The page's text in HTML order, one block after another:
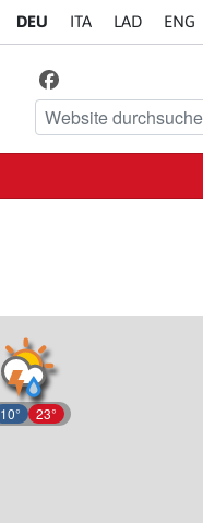
DEU ITA LAD ENG
Finde uns auf
Facebook
Website durchsuchen
10° 23°